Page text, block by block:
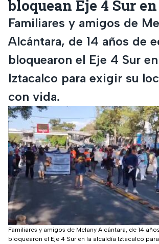
bloquean Eje 4 Sur
Familiares y amigos de
Alcántara, de 14 años de
bloquearon el Eje 4 Sur
Iztacalco para exigir su
con vida.
Familiares y amigos de Melany Alcántara, de 14
bloquearon el Eje 4 Sur en la alcaldía Iztacalco